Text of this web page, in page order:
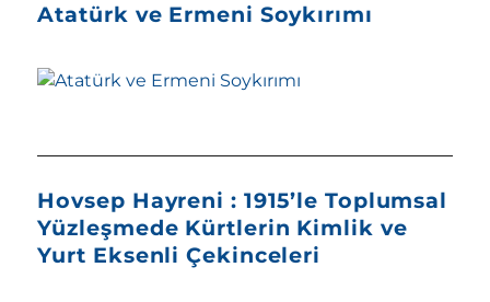
Atatürk ve Ermeni Soykırımı
Hovsep Hayreni : 1915’le Toplumsal
Yüzleşmede Kürtlerin Kimlik ve
Yurt Eksenli Çekinceleri